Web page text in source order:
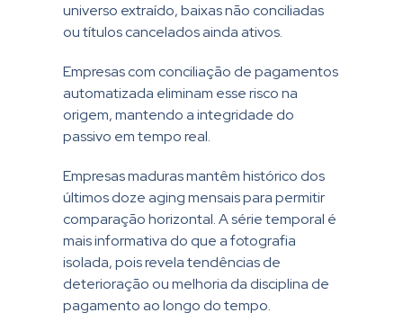
universo extraído, baixas não conciliadas
ou títulos cancelados ainda ativos.
Empresas com conciliação de pagamentos
automatizada eliminam esse risco na
origem, mantendo a integridade do
passivo em tempo real.
Empresas maduras mantêm histórico dos
últimos doze aging mensais para permitir
comparação horizontal. A série temporal é
mais informativa do que a fotografia
isolada, pois revela tendências de
deterioração ou melhoria da disciplina de
pagamento ao longo do tempo.